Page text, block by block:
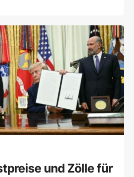
und Zölle für